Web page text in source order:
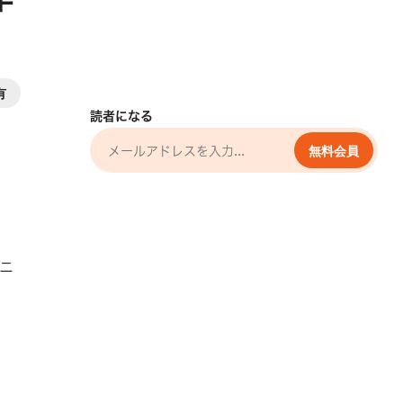
読者になる
無料会員